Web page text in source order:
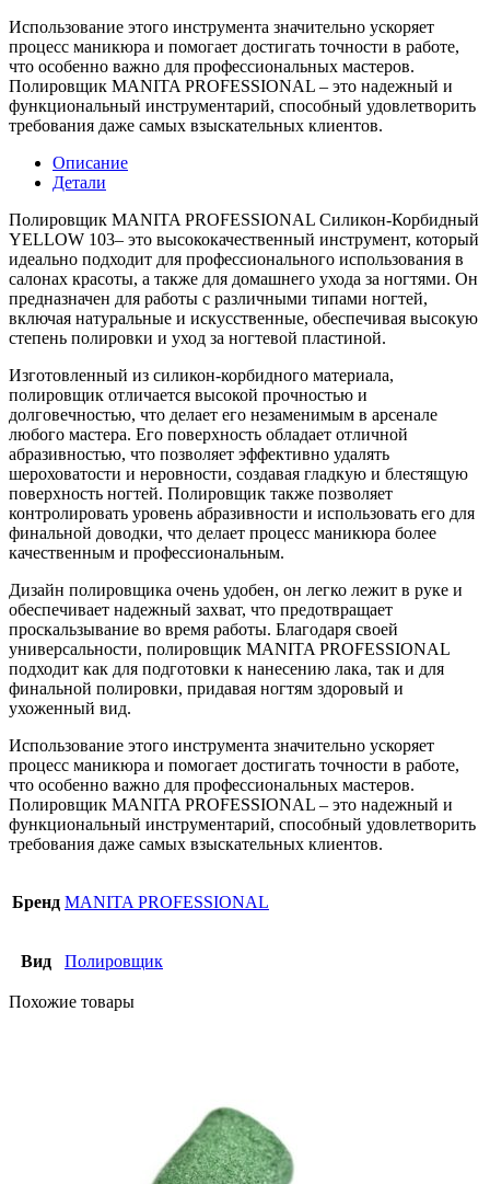
Использование этого инструмента значительно ускоряет
процесс маникюра и помогает достигать точности в работе,
что особенно важно для профессиональных мастеров.
Полировщик MANITA PROFESSIONAL – это надежный и
функциональный инструментарий, способный удовлетворить
требования даже самых взыскательных клиентов.
Описание
Детали
Полировщик MANITA PROFESSIONAL Силикон-Корбидный
YELLOW 103– это высококачественный инструмент, который
идеально подходит для профессионального использования в
салонах красоты, а также для домашнего ухода за ногтями. Он
предназначен для работы с различными типами ногтей,
включая натуральные и искусственные, обеспечивая высокую
степень полировки и уход за ногтевой пластиной.
Изготовленный из силикон-корбидного материала,
полировщик отличается высокой прочностью и
долговечностью, что делает его незаменимым в арсенале
любого мастера. Его поверхность обладает отличной
абразивностью, что позволяет эффективно удалять
шероховатости и неровности, создавая гладкую и блестящую
поверхность ногтей. Полировщик также позволяет
контролировать уровень абразивности и использовать его для
финальной доводки, что делает процесс маникюра более
качественным и профессиональным.
Дизайн полировщика очень удобен, он легко лежит в руке и
обеспечивает надежный захват, что предотвращает
проскальзывание во время работы. Благодаря своей
универсальности, полировщик MANITA PROFESSIONAL
подходит как для подготовки к нанесению лака, так и для
финальной полировки, придавая ногтям здоровый и
ухоженный вид.
Использование этого инструмента значительно ускоряет
процесс маникюра и помогает достигать точности в работе,
что особенно важно для профессиональных мастеров.
Полировщик MANITA PROFESSIONAL – это надежный и
функциональный инструментарий, способный удовлетворить
требования даже самых взыскательных клиентов.
Бренд MANITA PROFESSIONAL
Вид Полировщик
Похожие товары